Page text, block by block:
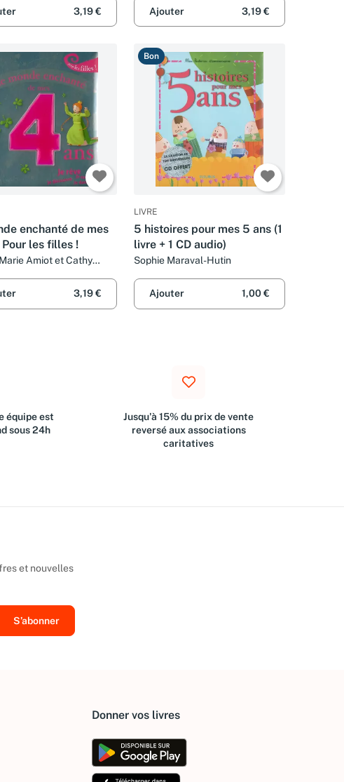
Gréban
3,19 € Ajouter 3,19 €
enchanté de mes
Pour les filles !
Amiot et Cathy
3,19 €
Bon
LIVRE
5 histoires pour mes 5 ans (1
livre + 1 CD audio)
Sophie Maraval-Hutin
Ajouter 1,00 €
équipe est
sous 24h
Jusqu'à 15% du prix de vente
reversé aux associations
caritatives
et nouvelles
Donner vos livres